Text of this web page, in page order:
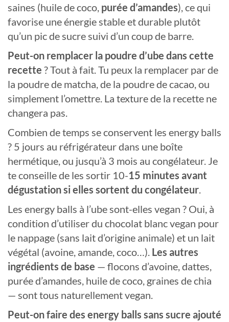
saines (huile de coco, purée d’amandes), ce qui
favorise une énergie stable et durable plutôt
qu’un pic de sucre suivi d’un coup de barre.
Peut-on remplacer la poudre d’ube dans cette
recette ? Tout à fait. Tu peux la remplacer par de
la poudre de matcha, de la poudre de cacao, ou
simplement l’omettre. La texture de la recette ne
changera pas.
Combien de temps se conservent les energy balls
? 5 jours au réfrigérateur dans une boîte
hermétique, ou jusqu’à 3 mois au congélateur. Je
te conseille de les sortir 10-15 minutes avant
dégustation si elles sortent du congélateur.
Les energy balls à l’ube sont-elles vegan ? Oui, à
condition d’utiliser du chocolat blanc vegan pour
le nappage (sans lait d’origine animale) et un lait
végétal (avoine, amande, coco…). Les autres
ingrédients de base — flocons d’avoine, dattes,
purée d’amandes, huile de coco, graines de chia
— sont tous naturellement vegan.
Peut-on faire des energy balls sans sucre ajouté